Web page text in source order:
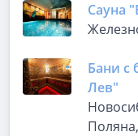
Сауна
Бани с
Лев"